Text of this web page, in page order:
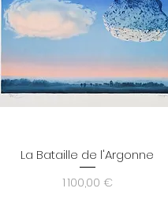
Aperçu rapide
La Bataille de l'Argonne
Prix
1 100,00 €